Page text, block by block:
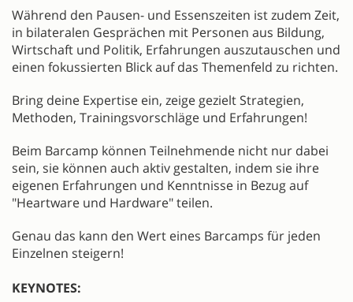
Während den Pausen- und Essenszeiten ist zudem Zeit,
in bilateralen Gesprächen mit Personen aus Bildung,
Wirtschaft und Politik, Erfahrungen auszutauschen und
einen fokussierten Blick auf das Themenfeld zu richten.
Bring deine Expertise ein, zeige gezielt Strategien,
Methoden, Trainingsvorschläge und Erfahrungen!
Beim Barcamp können Teilnehmende nicht nur dabei
sein, sie können auch aktiv gestalten, indem sie ihre
eigenen Erfahrungen und Kenntnisse in Bezug auf
"Heartware und Hardware" teilen.
Genau das kann den Wert eines Barcamps für jeden
Einzelnen steigern!
KEYNOTES: